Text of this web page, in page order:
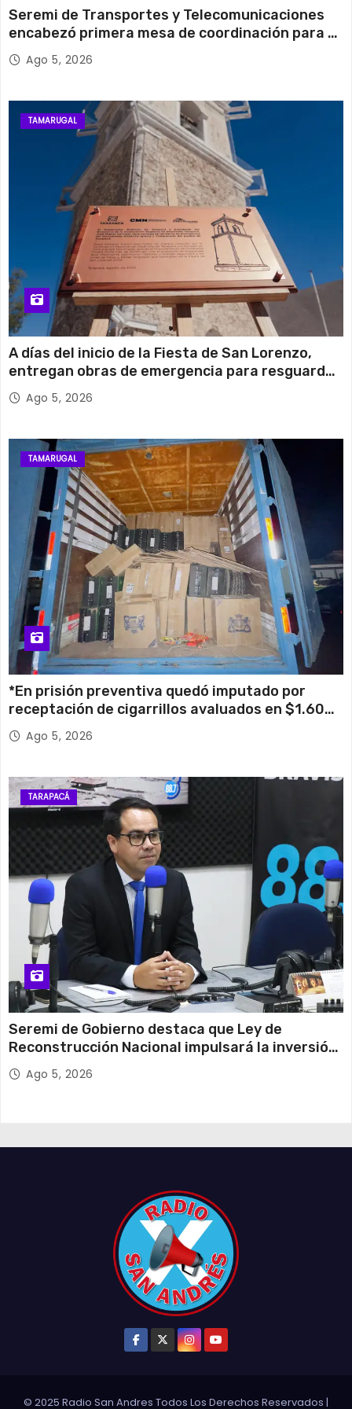
Seremi de Transportes y Telecomunicaciones
encabezó primera mesa de coordinación para el
retiro de cables en desuso en Iquique
Ago 5, 2026
TAMARUGAL
A días del inicio de la Fiesta de San Lorenzo,
entregan obras de emergencia para resguardar
su histórico campanario
Ago 5, 2026
TAMARUGAL
*En prisión preventiva quedó imputado por
receptación de cigarrillos avaluados en $1.600
millones*
Ago 5, 2026
TARAPACÁ
Seremi de Gobierno destaca que Ley de
Reconstrucción Nacional impulsará la inversión
y el empleo en Tarapacá
Ago 5, 2026
© 2025 Radio San Andres Todos Los Derechos Reservados |